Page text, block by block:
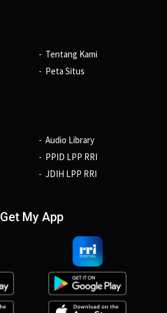
Tentang Kami
Peta Situs
Audio Library
PPID LPP RRI
JDIH LPP RRI
Get My App